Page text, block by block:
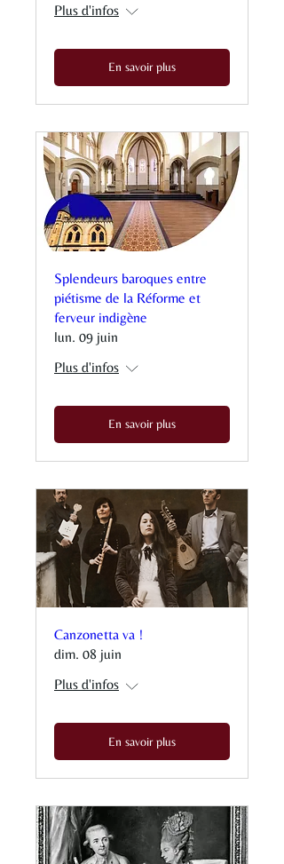
Plus d'infos
En savoir plus
Splendeurs baroques entre
piétisme de la Réforme et
ferveur indigène
lun. 09 juin
Plus d'infos
En savoir plus
Canzonetta va !
dim. 08 juin
Plus d'infos
En savoir plus